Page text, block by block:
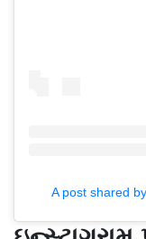
A post shared